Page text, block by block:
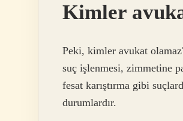
Kimler
Peki, kimler avukat
suç işlenmesi, zimmetine
fesat karıştırma gibi
durumlardır.